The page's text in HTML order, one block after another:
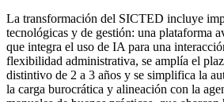
La transformación del SICTED incluye
tecnológicas y de gestión: una plataforma
que integra el uso de IA para una
flexibilidad administrativa, se amplía el
distintivo de 2 a 3 años y se simplifica la
la carga burocrática y alineación con la